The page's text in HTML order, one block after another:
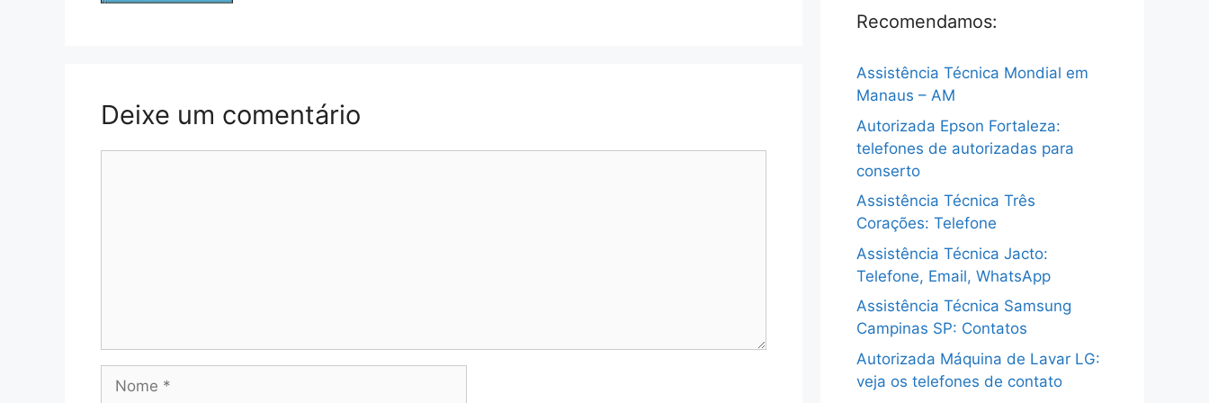
Deixe um comentário
Nome
Recomendamos:
Assistência Técnica Mondial em
Manaus – AM
Autorizada Epson Fortaleza:
telefones de autorizadas para
conserto
Assistência Técnica Três
Corações: Telefone
Assistência Técnica Jacto:
Telefone, Email, WhatsApp
Assistência Técnica Samsung
Campinas SP: Contatos
Autorizada Máquina de Lavar LG:
veja os telefones de contato